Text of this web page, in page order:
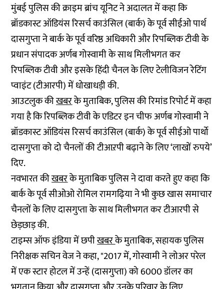
मुंबई पुलिस की क्राइम ब्रांच यूनिट ने अदालत में कहा कि
ब्रॉडकास्ट ऑडियंस रिसर्च काउंसिल (बार्क) के पूर्व सीईओ पार्थ
दासगुप्ता ने बार्क के पूर्व वरिष्ठ अधिकारी और रिपब्लिक टीवी के
प्रधान संपादक अर्णब गोस्वामी के साथ मिलीभगत कर
रिपब्लिक टीवी और इसके हिंदी चैनल के लिए टेलीविजन रेटिंग
प्वाइंट (टीआरपी) में धोखाधड़ी की.
आउटलुक कीखबरके मुताबिक, पुलिस की रिमांड रिपोर्ट में कहा
गया है कि रिपब्लिक टीवी के एडिटर इन चीफ अर्णब गोस्वामी ने
ब्रॉडकास्ट ऑडियंस रिसर्च काउंसिल (बार्क) के पूर्व सीईओ पार्थो
दासगुप्ता को दो चैनलों की टीआऱपी बढ़ाने के लिए ‘लाखों रुपये’
दिए.
नवभारत कीखबरके मुताबिक पुलिस ने दावा करते हुए कहा कि
बार्क के पूर्व सीओओ रोमिल रामगढ़िया ने भी कुछ खास समाचार
चैनलों के लिए दासगुप्ता के साथ मिलीभगत कर टीआरपी से
छेड़छाड़ की.
टाइम्स ऑफ इंडिया में छपीखबरके मुताबिक, सहायक पुलिस
निरीक्षक सचिन वेज ने कहा, "2017 में, गोस्वामी ने लोअर परेल
में एक स्टार होटल में उन्हें (दासगुप्ता) को 6000 डॉलर का